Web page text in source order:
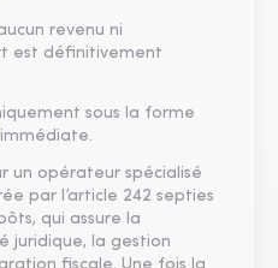
revenu ni
est définitivement
sous la forme
un opérateur spécialisé
par l’article 242 septies
qui assure la
juridique, la gestion